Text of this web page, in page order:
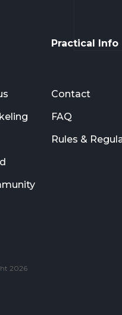
Practical Info
Contact
FAQ
Rules &
2026